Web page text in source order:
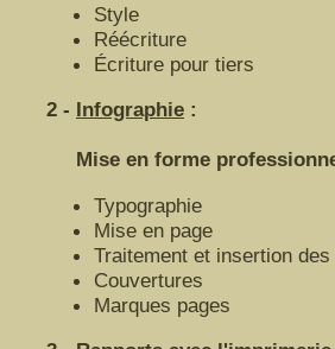
Style
Réécriture
Écriture pour tiers
2 - Infographie :
Mise en forme
Typographie
Mise en page
Traitement et insertion
Couvertures
Marques pages